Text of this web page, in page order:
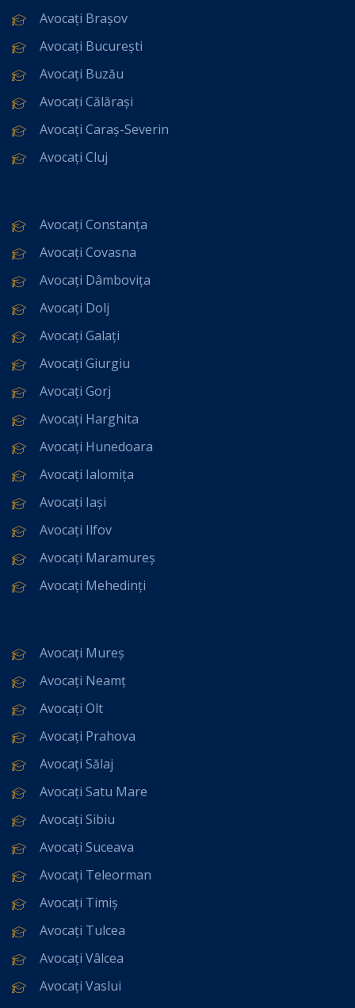
Avocați Brașov
Avocați București
Avocați Buzău
Avocați Călărași
Avocați Caraș-Severin
Avocați Cluj
Avocați Constanța
Avocați Covasna
Avocați Dâmbovița
Avocați Dolj
Avocați Galați
Avocați Giurgiu
Avocați Gorj
Avocați Harghita
Avocați Hunedoara
Avocați Ialomița
Avocați Iași
Avocați Ilfov
Avocați Maramureș
Avocați Mehedinți
Avocați Mureș
Avocați Neamț
Avocați Olt
Avocați Prahova
Avocați Sălaj
Avocați Satu Mare
Avocați Sibiu
Avocați Suceava
Avocați Teleorman
Avocați Timiș
Avocați Tulcea
Avocați Vâlcea
Avocați Vaslui